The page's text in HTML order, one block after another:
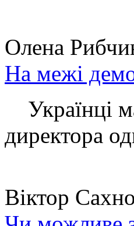
Олена
На межі
Українці
директора
Віктор Сахно